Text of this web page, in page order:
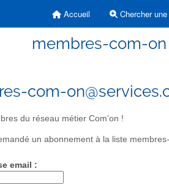
Accueil Chercher
membres-com-
com-
du réseau métier Com'on !
un abonnement à la liste
email :